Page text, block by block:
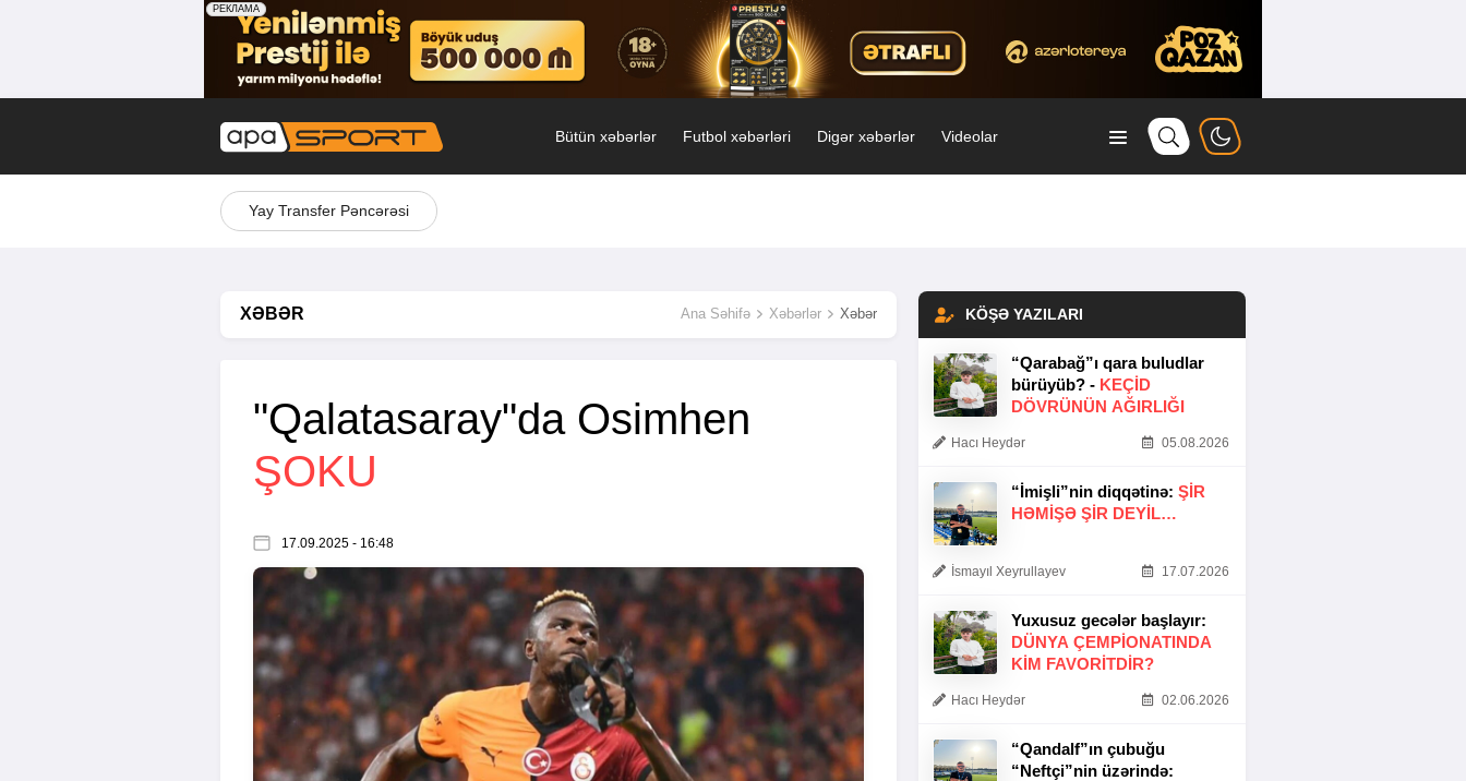
Bütün xəbərlər Futbol xəbərləri Digər xəbərlər Videolar
Yay Transfer Pəncərəsi
XƏBƏR Ana Səhifə Xəbərlər Xəbər
"Qalatasaray"da Osimhen
ŞOKU
17.09.2025 - 16:48
KÖŞƏ YAZILARI
“Qarabağ”ı qara buludlar
bürüyüb? - KEÇID
DÖVRÜNÜN AĞIRLIĞI
Hacı Heydər 05.08.2026
“İmişli”nin diqqətinə: ŞIR
HƏMIŞƏ ŞIR DEYIL…
İsmayıl Xeyrullayev 17.07.2026
Yuxusuz gecələr başlayır:
DÜNYA ÇEMPIONATINDA
KIM FAVORITDIR?
Hacı Heydər 02.06.2026
“Qandalf”ın çubuğu
“Neftçi”nin üzərində: